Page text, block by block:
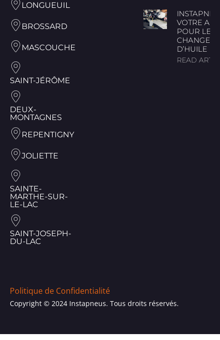
LONGUEUIL
BROSSARD
MASCOUCHE
SAINT-JÉRÔME
DEUX-
MONTAGNES
REPENTIGNY
JOLIETTE
SAINTE-
MARTHE-SUR-
LE-LAC
SAINT-JOSEPH-
DU-LAC
VOTRE
POUR LE
D’HUILE
READ
Copyright © 2024 Instapneus. Tous droits réservés.
Politique de Confidentialité